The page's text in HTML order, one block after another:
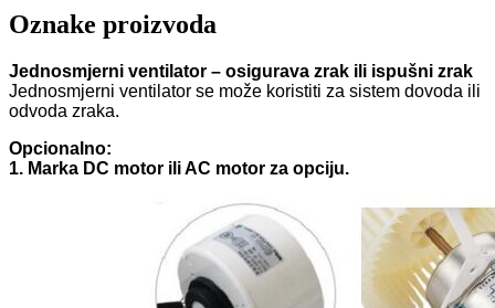
Oznake proizvoda
Jednosmjerni ventilator – osigurava zrak ili ispušni zrak
Jednosmjerni ventilator se može koristiti za sistem dovoda ili
odvoda zraka.
Opcionalno:
1. Marka DC motor ili AC motor za opciju.